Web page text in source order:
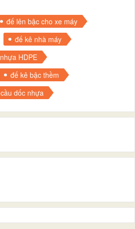
đế lên bậc cho xe máy
đế kê nhà máy
nhựa HDPE
đế kê bậc thềm
cầu dốc nhựa